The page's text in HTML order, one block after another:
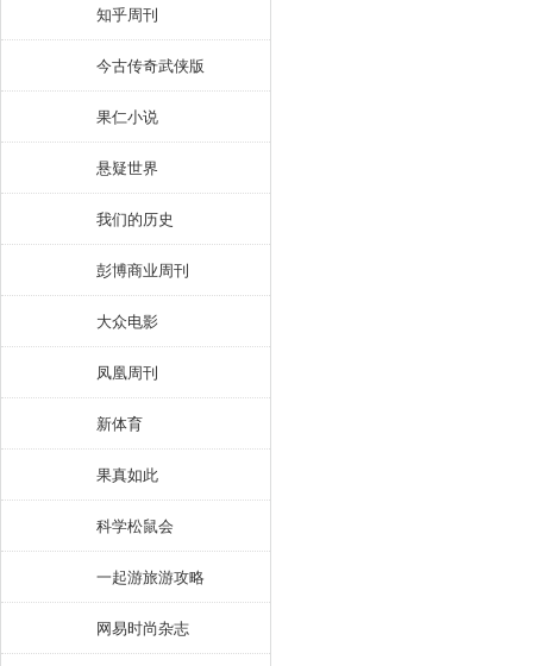
知乎周刊
今古传奇武侠版
果仁小说
悬疑世界
我们的历史
彭博商业周刊
大众电影
凤凰周刊
新体育
果真如此
科学松鼠会
一起游旅游攻略
网易时尚杂志